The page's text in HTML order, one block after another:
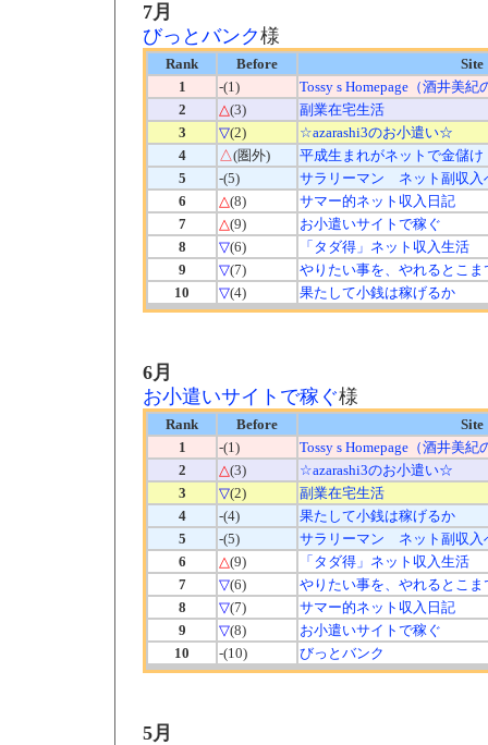
7月
びっとバンク様
Rank Before
Site
1
-(1)
Tossy s Homepage（酒井美紀
2
△(3)
副業在宅生活
3
▽(2)
☆azarashi3のお小遣い☆
4
△(圏外)
平成生まれがネットで金儲け
5
-(5)
サラリーマン ネット副収入
6
△(8)
サマー的ネット収入日記
7
△(9)
お小遣いサイトで稼ぐ
8
▽(6)
「タダ得」ネット収入生活
9
▽(7)
やりたい事を、やれるとこま
10
▽(4) 果たして小銭は稼げるか
6月
お小遣いサイトで稼ぐ様
Rank Before
Site
1
-(1)
Tossy s Homepage（酒井美紀
2
△(3)
☆azarashi3のお小遣い☆
3
▽(2)
副業在宅生活
4
-(4)
果たして小銭は稼げるか
5
-(5)
サラリーマン ネット副収入
6
△(9)
「タダ得」ネット収入生活
7
▽(6)
やりたい事を、やれるとこま
8
▽(7)
サマー的ネット収入日記
9
▽(8)
お小遣いサイトで稼ぐ
10
-(10) びっとバンク
5月